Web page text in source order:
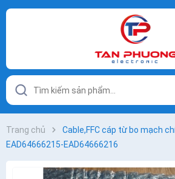
Trang chủ
Cable,FFC cáp từ bo mạch
EAD64666215-EAD64666216